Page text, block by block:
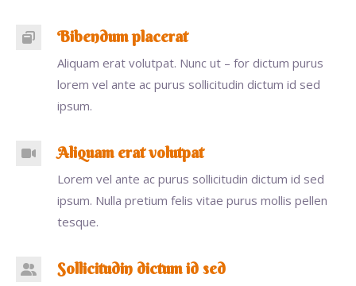
Bibendum placerat
Aliquam erat volutpat. Nunc ut – for dictum purus
lorem vel ante ac purus sollicitudin dictum id sed
ipsum.
Aliquam erat volutpat
Lorem vel ante ac purus sollicitudin dictum id sed
ipsum. Nulla pretium felis vitae purus mollis pellen
tesque.
Sollicitudin dictum id sed